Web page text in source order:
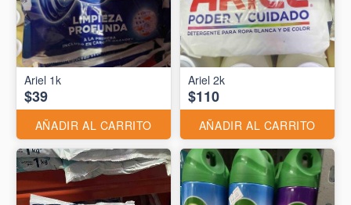
Ariel 1k
$39
AÑADIR AL CARRITO
Ariel 2k
$110
AÑADIR AL CARRITO